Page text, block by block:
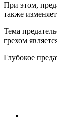
При этом,
также
Тема
грехом
Глубокое